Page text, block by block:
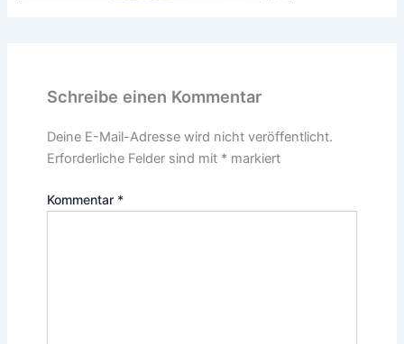
Schreibe einen Kommentar
Deine E-Mail-Adresse wird nicht veröffentlicht.
Erforderliche Felder sind mit *markiert
Kommentar *